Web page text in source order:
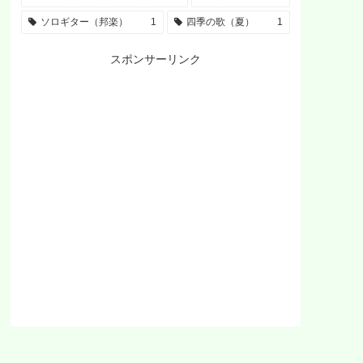
ソロギター（邦楽） 1 四季の歌（夏） 1
スポンサーリンク